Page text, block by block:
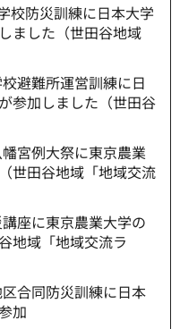
校防災訓練に日本大学
ました（世田谷地域
避難所運営訓練に日
参加しました（世田谷
宮例大祭に東京農業
世田谷地域「地域交流
座に東京農業大学の
地域「地域交流ラ
合同防災訓練に日本
加